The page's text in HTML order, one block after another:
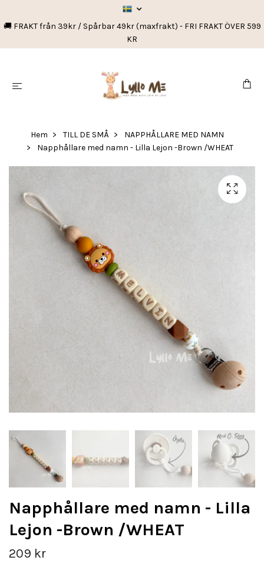
🚚 FRAKT från 39kr / Spårbar 49kr (maxfrakt) - FRI FRAKT ÖVER 599
KR
Hem TILL DE SMÅ
NAPPHÅLLARE MED NAMN
Napphållare med namn - Lilla Lejon -Brown /WHEAT
Napphållare med namn - Lilla
Lejon -Brown /WHEAT
209 kr